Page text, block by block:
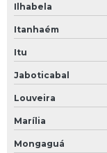
Ilhabela
Itanhaém
Itu
Jaboticabal
Louveira
Marília
Mongaguá